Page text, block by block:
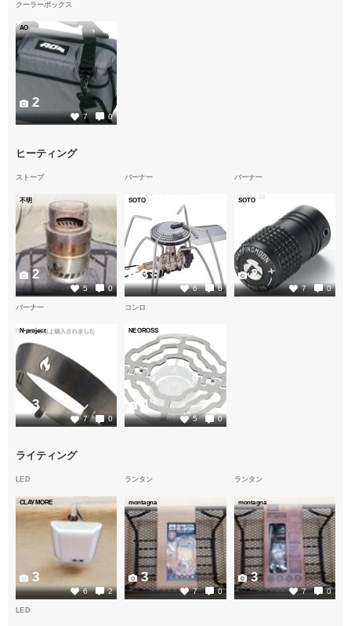
クーラーボックス
AO
7 0
2
ヒーティング
ストーブ
不明
5 0
2
バーナー
SOTO
6 6
3
バーナー
SOTO
7 0
2
バーナー
N-project
7 0
3
コンロ
NEOROSS
5 0
4
ライティング
LED
CLAYMORE
6 2
3
ランタン
montagna
7 0
3
ランタン
montagna
7 0
3
LED